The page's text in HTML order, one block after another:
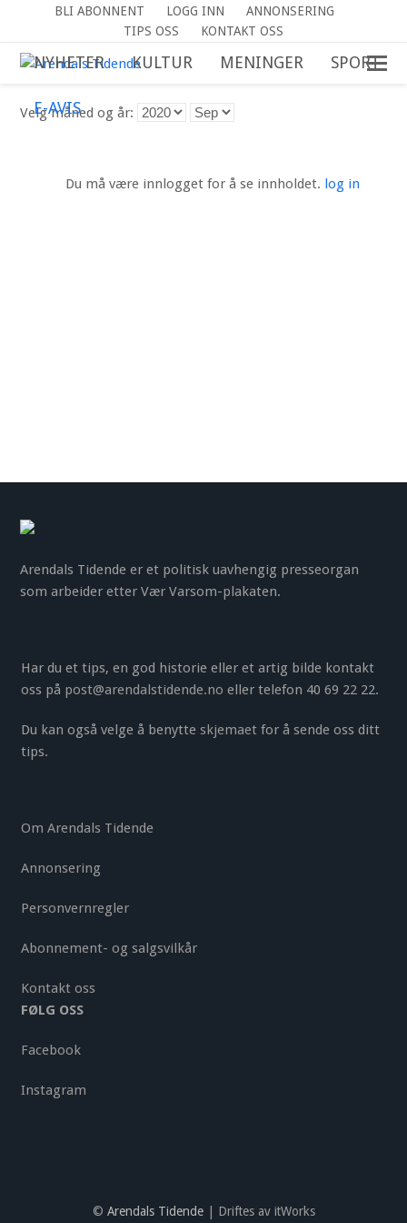
BLI ABONNENT LOGG INN
ANNONSERING
TIPS OSS
KONTAKT OSS
NYHETER KULTUR MENINGER SPORT
E-AVIS
Velg måned og år:
SEPSEP
SEP
Du må være innlogget for å se innholdet. log in
Arendals Tidende er et politisk uavhengig presseorgan
som arbeider etter Vær Varsom-plakaten.
Har du et tips, en god historie eller et artig bilde kontakt
oss på post@arendalstidende.no eller telefon 40 69 22 22.
Du kan også velge å benytte skjemaet for å sende oss ditt
tips.
Om Arendals Tidende
Annonsering
Personvernregler
Abonnement- og salgsvilkår
Kontakt oss
FØLG OSS
Facebook
Instagram
© Arendals Tidende| Driftes av itWorks